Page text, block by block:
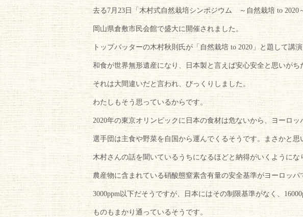
去る7月23日「木村式自然栽培シンポジウム ～自然栽培 to 2020
岡山県倉敷市民会館で盛大に開催されました。
トップバッターの木村秋則氏が「自然栽培 to 2020」と題して講
和食が世界無形遺産になり、日本製と言えば安心安全と思いがち
それは大間違いだと言われ、びっくりしました。
わたしもそう思っているからです。
2020年の東京オリンピックに日本の食材は危ないから、ヨーロッ
選手団は主食や野菜を自国から運んでくるそうです。まさかと思
木村さんの話を聞いているうちになるほどと納得がいくようにな
農産物に含まれている硝酸態窒素含有量の安全基準がヨーロッパ
3000ppm以下だそうですが、日本にはその制限基準がなく、
ものもまかり通っているそうです。